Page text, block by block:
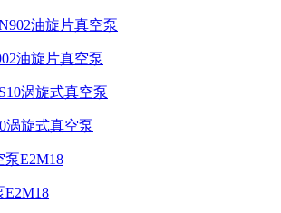
油旋片真空泵
涡旋式真空泵
E2M18